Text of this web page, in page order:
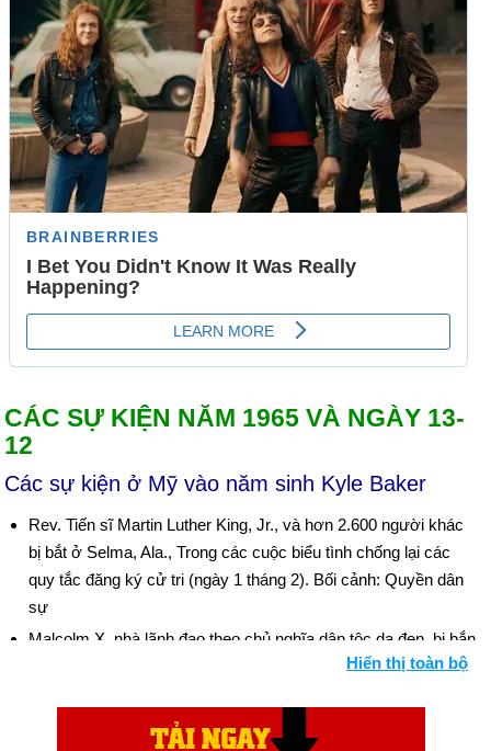
CÁC SỰ KIỆN NĂM 1965 VÀ NGÀY 13-
12
Các sự kiện ở Mỹ vào năm sinh Kyle Baker
Rev. Tiến sĩ Martin Luther King, Jr., và hơn 2.600 người khác
bị bắt ở Selma, Ala., Trong các cuộc biểu tình chống lại các
quy tắc đăng ký cử tri (ngày 1 tháng 2). Bối cảnh: Quyền dân
sự
Malcolm X, nhà lãnh đạo theo chủ nghĩa dân tộc da đen, bị bắn
chết tại cuộc biểu tình ở Harlem (ngày 21 tháng 2).
Los Angeles: 34 người chết, hơn 1.000 người bị thương, gần
Hiển thị toàn bộ